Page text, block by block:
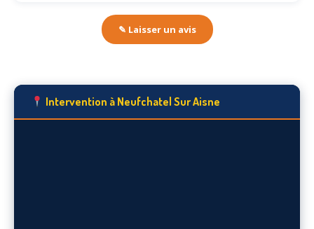
✎ Laisser un avis
Intervention à Neufchatel Sur Aisne